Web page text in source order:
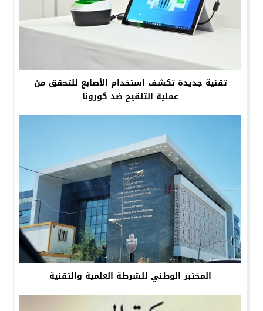
تقنية جديدة تكشف استخدام الأصابع للتحقق من
عملية التلقيح ضد كورونا
المختبر الوطني للشرطة العلمية والتقنية